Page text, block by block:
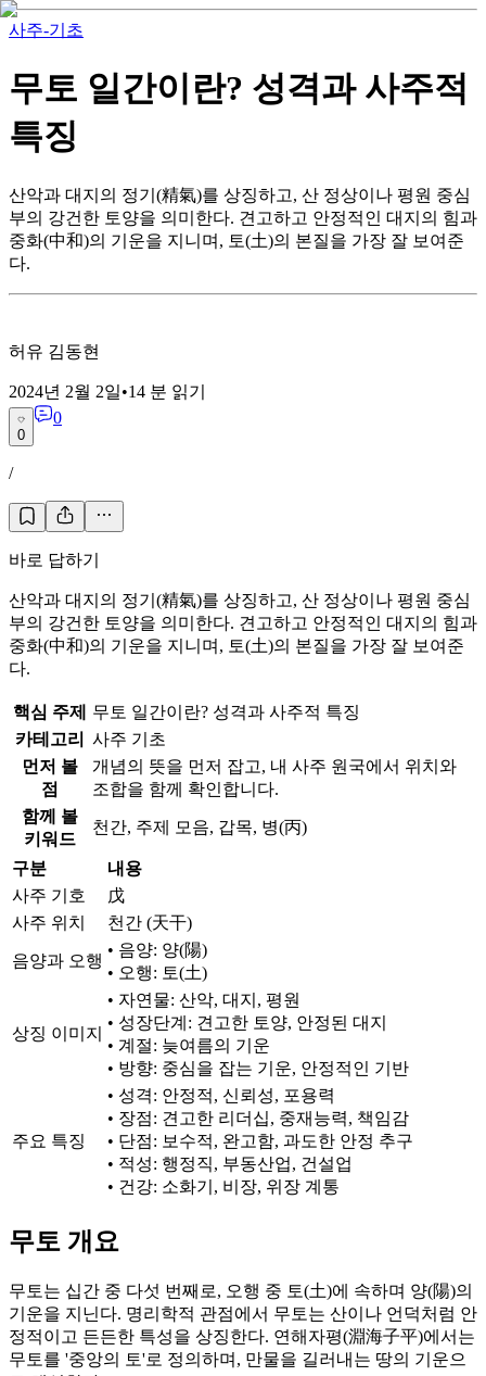
사주-기초
무토 일간이란? 성격과 사주적
특징
산악과 대지의 정기(精氣)를 상징하고, 산 정상이나 평원 중심
부의 강건한 토양을 의미한다. 견고하고 안정적인 대지의 힘과
중화(中和)의 기운을 지니며, 토(土)의 본질을 가장 잘 보여준
다.
허유 김동현
2024년 2월 2일•14 분 읽기
0
0
/
바로 답하기
산악과 대지의 정기(精氣)를 상징하고, 산 정상이나 평원 중심
부의 강건한 토양을 의미한다. 견고하고 안정적인 대지의 힘과
중화(中和)의 기운을 지니며, 토(土)의 본질을 가장 잘 보여준
다.
핵심 주제
무토 일간이란? 성격과 사주적 특징
카테고리
사주 기초
먼저 볼
점
개념의 뜻을 먼저 잡고, 내 사주 원국에서 위치와
조합을 함께 확인합니다.
함께 볼
키워드
천간, 주제 모음, 갑목, 병(丙)
구분
내용
사주 기호
戊
사주 위치
천간 (天干)
음양과 오행
• 음양: 양(陽)
• 오행: 토(土)
상징 이미지
• 자연물: 산악, 대지, 평원
• 성장단계: 견고한 토양, 안정된 대지
• 계절: 늦여름의 기운
• 방향: 중심을 잡는 기운, 안정적인 기반
주요 특징
• 성격: 안정적, 신뢰성, 포용력
• 장점: 견고한 리더십, 중재능력, 책임감
• 단점: 보수적, 완고함, 과도한 안정 추구
• 적성: 행정직, 부동산업, 건설업
• 건강: 소화기, 비장, 위장 계통
무토 개요
무토는 십간 중 다섯 번째로, 오행 중 토(土)에 속하며 양(陽)의
기운을 지닌다. 명리학적 관점에서 무토는 산이나 언덕처럼 안
정적이고 든든한 특성을 상징한다. 연해자평(淵海子平)에서는
무토를 '중앙의 토'로 정의하며, 만물을 길러내는 땅의 기운으